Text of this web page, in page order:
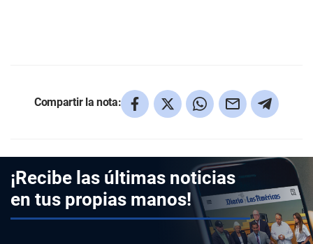
Compartir la nota:
¡Recibe las últimas noticias
en tus propias manos!